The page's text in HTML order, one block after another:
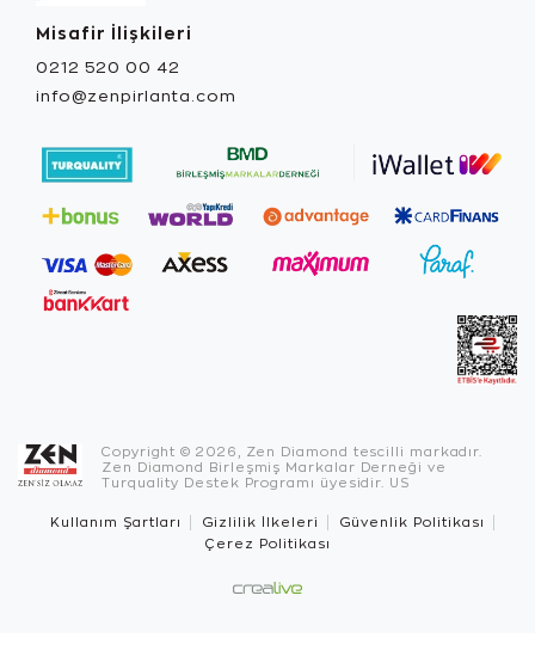
Misafir İlişkileri
0212 520 00 42
info@zenpirlanta.com
Copyright © 2026, Zen Diamond tescilli markadır.
Zen Diamond Birleşmiş Markalar Derneği ve
Turquality Destek Programı üyesidir. US
Kullanım Şartları Gizlilik İlkeleri
Güvenlik Politikası
Çerez Politikası